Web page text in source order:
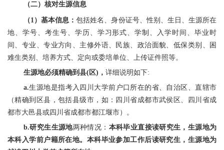
（二）核对生源信息
（1）基本信息：包括姓名、身份证号、性别、生日、生源所在
地、学号、考生号、学历、学习形式、学制、入学时间、毕业时
间、专业、专业方向、主修外语、民族、政治面貌、低保类别、困
难生类别、培养方式、定向或委培单位、上传证件照等。
生源地必须精确到县(区)， 详细说明如下:
a.生源地是指考入四川大学前户口所在的省、自治区、直辖市
（精确到区县，包括县级市，如：四川省成都市武侯区、四川省成
都市大邑县或四川省成都市都江堰市）。
b.研究生生源地两种情况： 本科毕业直接读研究生，生源地为
本科入学前户籍所在地。本科毕业参加工作后读研究生，生源地为